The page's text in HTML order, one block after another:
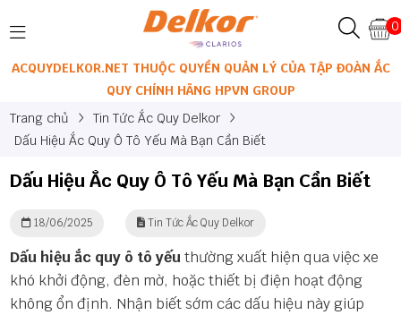
0
ACQUYDELKOR.NET THUỘC QUYỀN QUẢN LÝ CỦA TẬP ĐOÀN ẮC
QUY CHÍNH HÃNG HPVN GROUP
Trang chủ
Tin Tức Ắc Quy Delkor
Dấu Hiệu Ắc Quy Ô Tô Yếu Mà Bạn Cần Biết
Dấu Hiệu Ắc Quy Ô Tô Yếu Mà Bạn Cần Biết
18/06/2025 Tin Tức Ắc Quy Delkor
Dấu hiệu ắc quy ô tô yếuthường xuất hiện qua việc xe
khó khởi động, đèn mờ, hoặc thiết bị điện hoạt động
không ổn định. Nhận biết sớm các dấu hiệu này giúp